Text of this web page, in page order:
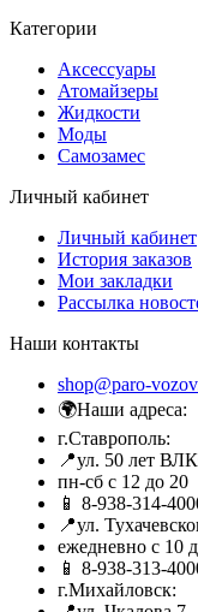
Категории
Аксессуары
Атомайзеры
Жидкости
Моды
Самозамес
Личный кабинет
Личный кабинет
История заказов
Мои закладки
Рассылка
Наши контакты
shop@paro-
🌍Наши адреса:
г.Ставрополь:
📍ул. 50 лет
пн-сб с 12 до 20
📱 8-938-314-
📍ул.
ежедневно с 10
📱 8-938-313-
г.Михайловск: